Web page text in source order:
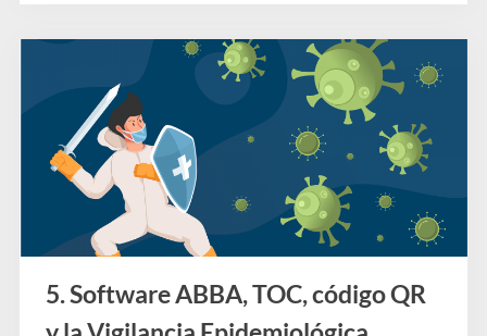
5. Software ABBA, TOC, código QR